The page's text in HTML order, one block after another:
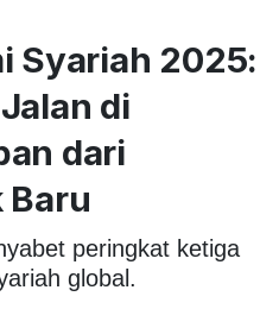
Syariah 2025:
di
dari
Baru
peringkat ketiga
global.